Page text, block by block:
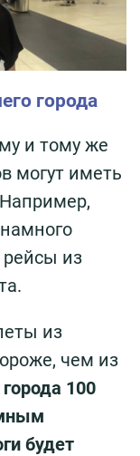
города
и тому же
могут иметь
из
из
чем из
100
будет